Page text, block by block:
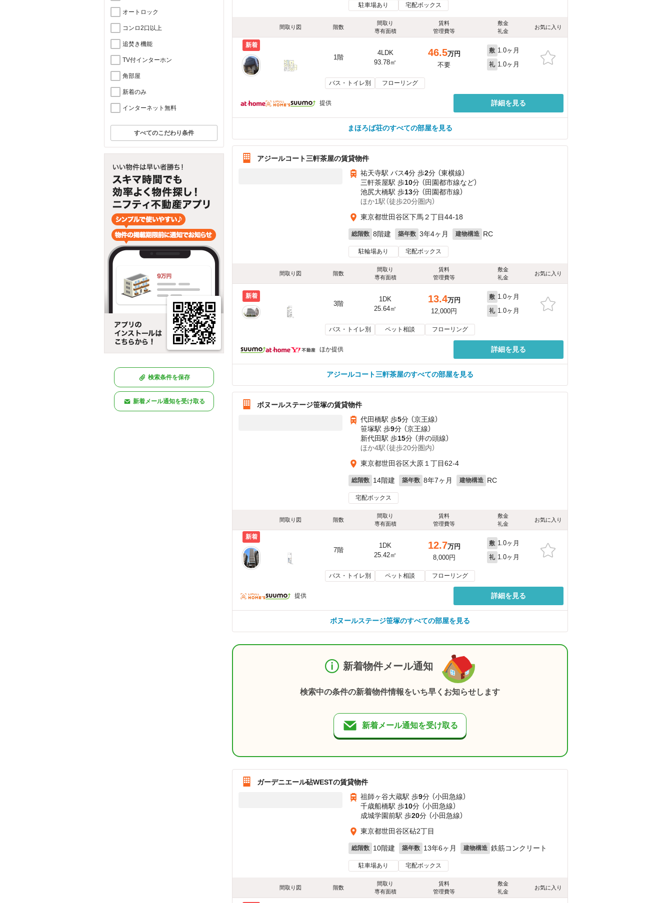
オートロック
コンロ2口以上
追焚き機能
TV付インターホン
角部屋
新着のみ
インターネット無料
すべてのこだわり条件
検索条件を保存
新着メール通知を受け取る
駐車場あり 宅配ボックス
間取り図 階数
間取り
専有面積
賃料
管理費等
敷金
礼金
お気に入り
新着
1階
4LDK
93.78㎡
46.5万円
不要
敷 1.0ヶ月
礼 1.0ヶ月
バス・トイレ別 フローリング
提供 詳細を見る
まほろば荘のすべての部屋を見る
アジールコート三軒茶屋の賃貸物件
祐天寺駅 バス4分 歩2分 （東横線）
三軒茶屋駅 歩10分 （田園都市線など）
池尻大橋駅 歩13分 （田園都市線）
ほか1駅（徒歩20分圏内）
東京都世田谷区下馬２丁目44-18
総階数 8階建 築年数 3年4ヶ月 建物構造 RC
駐輪場あり 宅配ボックス
間取り図 階数
間取り
専有面積
賃料
管理費等
敷金
礼金
お気に入り
新着
3階
1DK
25.64㎡
13.4万円
12,000円
敷 1.0ヶ月
礼 1.0ヶ月
バス・トイレ別 ペット相談 フローリング
ほか提供 詳細を見る
アジールコート三軒茶屋のすべての部屋を見る
ボヌールステージ笹塚の賃貸物件
代田橋駅 歩5分 （京王線）
笹塚駅 歩9分 （京王線）
新代田駅 歩15分 （井の頭線）
ほか4駅（徒歩20分圏内）
東京都世田谷区大原１丁目62-4
総階数 14階建 築年数 8年7ヶ月 建物構造 RC
宅配ボックス
間取り図 階数
間取り
専有面積
賃料
管理費等
敷金
礼金
お気に入り
新着
7階
1DK
25.42㎡
12.7万円
8,000円
敷 1.0ヶ月
礼 1.0ヶ月
バス・トイレ別 ペット相談 フローリング
提供 詳細を見る
ボヌールステージ笹塚のすべての部屋を見る
新着物件メール通知
検索中の条件の新着物件情報をいち早くお知らせします
新着メール通知を受け取る
ガーデニエール砧WESTの賃貸物件
祖師ヶ谷大蔵駅 歩9分 （小田急線）
千歳船橋駅 歩10分 （小田急線）
成城学園前駅 歩20分 （小田急線）
東京都世田谷区砧2丁目
総階数 10階建 築年数 13年6ヶ月 建物構造 鉄筋コンクリート
駐車場あり 宅配ボックス
間取り図 階数
間取り
専有面積
賃料
管理費等
敷金
礼金
お気に入り